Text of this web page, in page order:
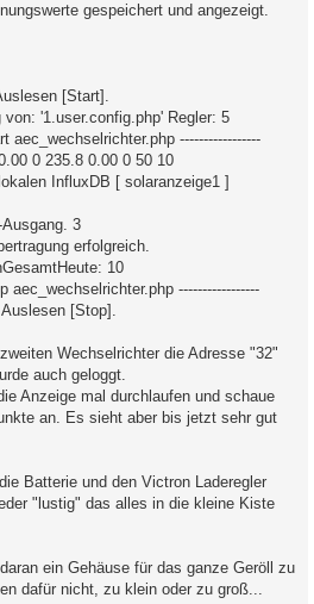
gespeichert und angezeigt.
[Start].
'1.user.config.php' Regler: 5
aec_wechselrichter.php -----------------
0 235.8 0.00 0 50 10
InfluxDB [ solaranzeige1 ]
3
erfolgreich.
10
aec_wechselrichter.php -----------------
[Stop].
Wechselrichter die Adresse "32"
auch geloggt.
Anzeige mal durchlaufen und schaue
an. Es sieht aber bis jetzt sehr gut
Batterie und den Victron Laderegler
"lustig" das alles in die kleine Kiste
ein Gehäuse für das ganze Geröll zu
dafür nicht, zu klein oder zu groß...